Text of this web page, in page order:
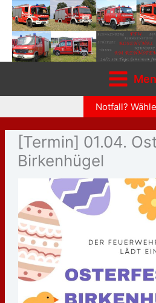
Zum
Inhalt
springen
Notfall?
[Termin] 01.04.
Birkenhügel